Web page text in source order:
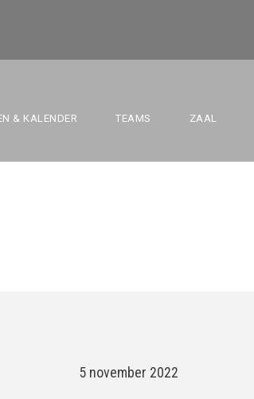
& KALENDER TEAMS ZAAL
TELSTAR
5 november 2022